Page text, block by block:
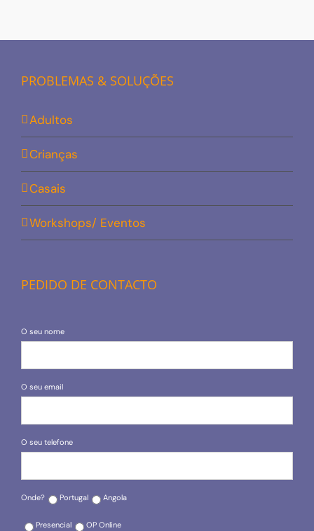
PROBLEMAS & SOLUÇÕES
Adultos
Crianças
Casais
Workshops/ Eventos
PEDIDO DE CONTACTO
O seu nome
O seu email
O seu telefone
Onde? Portugal Angola
Presencial OP Online